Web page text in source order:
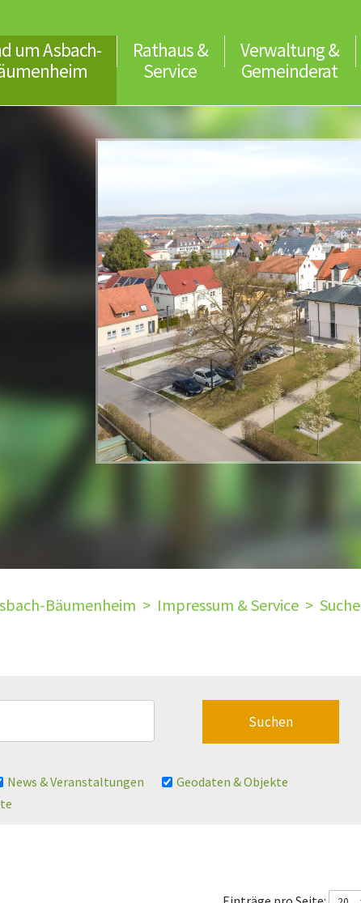
um Asbach-
Rathaus &
Service
Verwaltung &
Gemeinderat
Bäumenheim > Impressum & Service > Suche
News & Veranstaltungen
Geodaten & Objekte